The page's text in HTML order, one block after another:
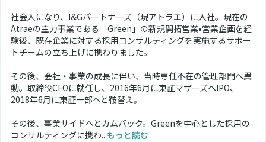
社会人になり、I&Gパートナーズ（現アトラエ）に入社。現在の
Atraeの主力事業である「Green」の新規開拓営業•営業企画を経
験後、既存企業に対する採用コンサルティングを実施するサポー
トチームの立ち上げに携わりました。
その後、会社・事業の成長に伴い、当時専任不在の管理部門へ異
動。取締役CFOに就任し、2016年6月に東証マザーズへIPO、
2018年6月に東証一部へと鞍替え。
その後、事業サイドへとカムバック。Greenを中心とした採用の
コンサルティングに携わ...もっと読む